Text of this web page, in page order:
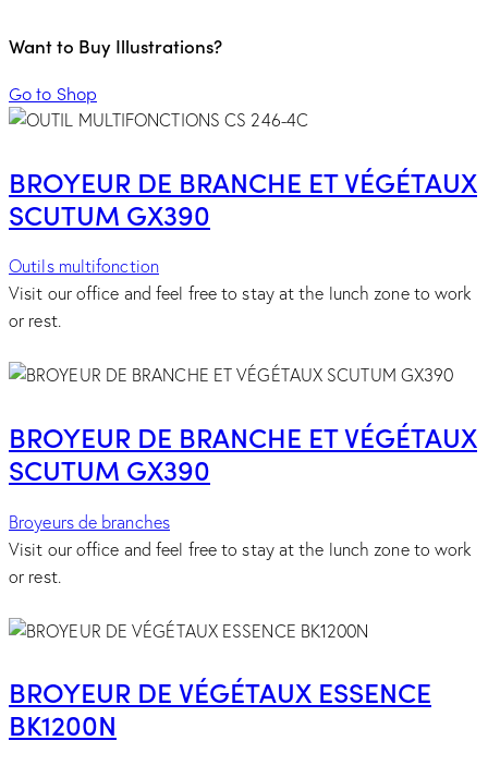
Want to Buy Illustrations?
Go to Shop
BROYEUR DE BRANCHE ET VÉGÉTAUX
SCUTUM GX390
Outils multifonction
Visit our office and feel free to stay at the lunch zone to work
or rest.
BROYEUR DE BRANCHE ET VÉGÉTAUX
SCUTUM GX390
Broyeurs de branches
Visit our office and feel free to stay at the lunch zone to work
or rest.
BROYEUR DE VÉGÉTAUX ESSENCE
BK1200N